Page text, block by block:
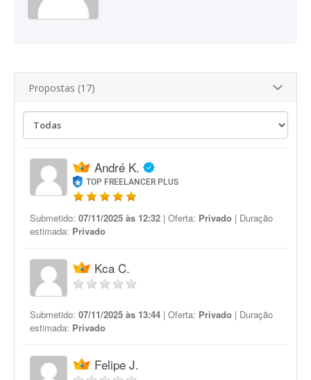
Propostas (17)
André K.
TOP FREELANCER PLUS
Submetido: 07/11/2025 às 12:32 | Oferta: Privado | Duração
estimada: Privado
Kca C.
Submetido: 07/11/2025 às 13:44 | Oferta: Privado | Duração
estimada: Privado
Felipe J.